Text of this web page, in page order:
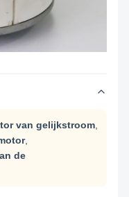
van gelijkstroom,
,
de